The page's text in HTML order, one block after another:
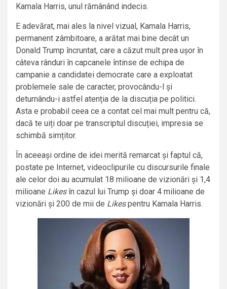
Kamala Harris, unul rămânând indecis.
E adevărat, mai ales la nivel vizual, Kamala Harris,
permanent zâmbitoare, a arătat mai bine decât un
Donald Trump încruntat, care a căzut mult prea ușor în
câteva rânduri în capcanele întinse de echipa de
campanie a candidatei democrate care a exploatat
problemele sale de caracter, provocându-l și
deturnându-i astfel atenția de la discuția pe politici.
Asta e probabil ceea ce a contat cel mai mult pentru că,
dacă te uiți doar pe transcriptul discuției, impresia se
schimbă simțitor.
În aceeași ordine de idei merită remarcat și faptul că,
postate pe Internet, videoclipurile cu discursurile finale
ale celor doi au acumulat 18 milioane de vizionări și 1,4
milioane Likesîn cazul lui Trump și doar 4 milioane de
vizionări și 200 de mii de Likespentru Kamala Harris.